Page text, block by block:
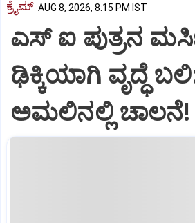
ಕ್ರೈಮ್ AUG 8, 2026, 8:15 PM IST
ಎಸ್ ಐ ಪುತ್ರನ
ಢಿಕ್ಕಿಯಾಗಿ ವೃದ್ಧೆ
ಅಮಲಿನಲ್ಲಿ ಚಾಲನೆ!